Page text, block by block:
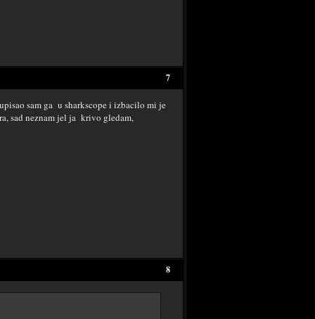
7
sam ga u sharkscope i izbacilo mi je
sad neznam jel ja krivo gledam,
8